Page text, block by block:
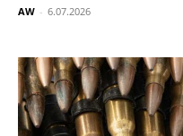
AW - 6.07.2026